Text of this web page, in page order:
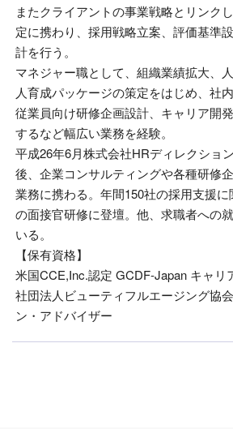
またクライアントの事業戦略とリンク
定に携わり、採用戦略立案、評価基準
計を行う。
マネジャー職として、組織業績拡大、
人育成パッケージの策定をはじめ、社
従業員向け研修企画設計、キャリア開
するなど幅広い業務を経験。
平成26年6月株式会社HRディレクショ
後、企業コンサルティングや各種研修
業務に携わる。年間150社の採用支援
の面接官研修に登壇。他、求職者への
いる。
【保有資格】
米国CCE,Inc.認定 GCDF-Japan キャリ
社団法人ビューティフルエージング協
ン・アドバイザー